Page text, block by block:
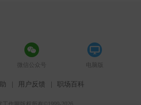
微信公众号 电脑版
用户反馈 职场百科